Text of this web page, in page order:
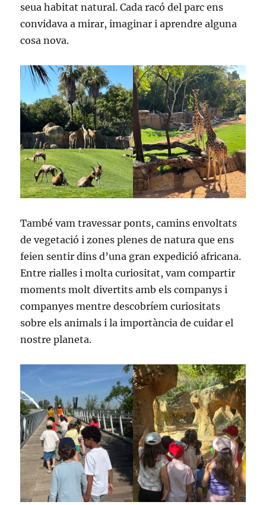
seua habitat natural. Cada racó del parc ens
convidava a mirar, imaginar i aprendre alguna
cosa nova.
També vam travessar ponts, camins envoltats
de vegetació i zones plenes de natura que ens
feien sentir dins d’una gran expedició africana.
Entre rialles i molta curiositat, vam compartir
moments molt divertits amb els companys i
companyes mentre descobríem curiositats
sobre els animals i la importància de cuidar el
nostre planeta.